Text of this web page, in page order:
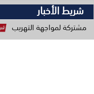
شريط الأخبار
التهريب رئيس